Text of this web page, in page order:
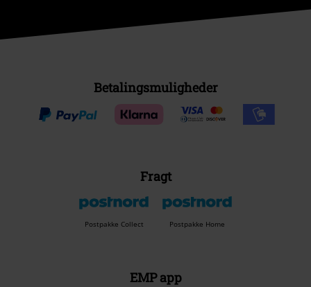
Betalingsmuligheder
Fragt
Postpakke Collect Postpakke Home
EMP app